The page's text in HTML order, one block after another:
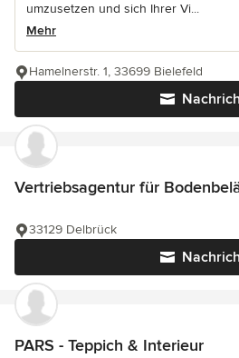
umzusetzen und sich Ihrer Vi...
Mehr
Hamelnerstr. 1, 33699 Bielefeld
Vertriebsagentur für
33129 Delbrück
PARS - Teppich & Interieur